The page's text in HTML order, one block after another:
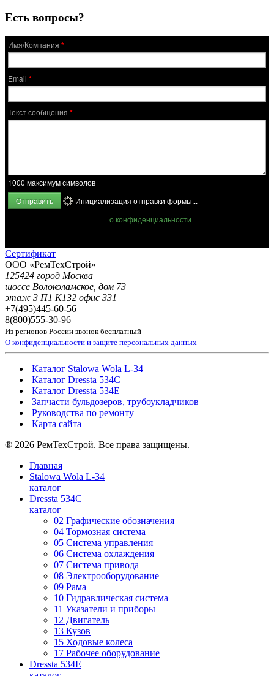
Есть вопросы?
Имя/Компания *
Email *
Текст сообщения *
1000 максимум символов
Отправить
Инициализация отправки формы...
о конфиденциальности
Сертификат
ООО «РемТехСтрой»
125424 город Москва
шоссе Волоколамское, дом 73
этаж 3 П1 К132 офис 331
+7(495)445-60-56
8(800)555-30-96
Из регионов России звонок бесплатный
О конфиденциальности и защите персональных данных
Каталог Stalowa Wola L-34
Каталог Dressta 534C
Каталог Dressta 534E
Запчасти бульдозеров, трубоукладчиков
Руководства по ремонту
Карта сайта
® 2026 РемТехСтрой. Все права защищены.
Главная
Stalowa Wola L-34
каталог
Dressta 534C
каталог
02 Графические обозначения
04 Тормозная система
05 Система управления
06 Система охлаждения
07 Система привода
08 Электрооборудование
09 Рама
10 Гидравлическая система
11 Указатели и приборы
12 Двигатель
13 Кузов
15 Ходовые колеса
17 Рабочее оборудование
Dressta 534E